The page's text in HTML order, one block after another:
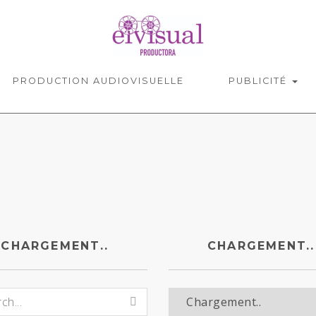
PRODUCTION AUDIOVISUELLE PUBLICITÉ
CHARGEMENT.. CHARGEMENT..
Chargement..